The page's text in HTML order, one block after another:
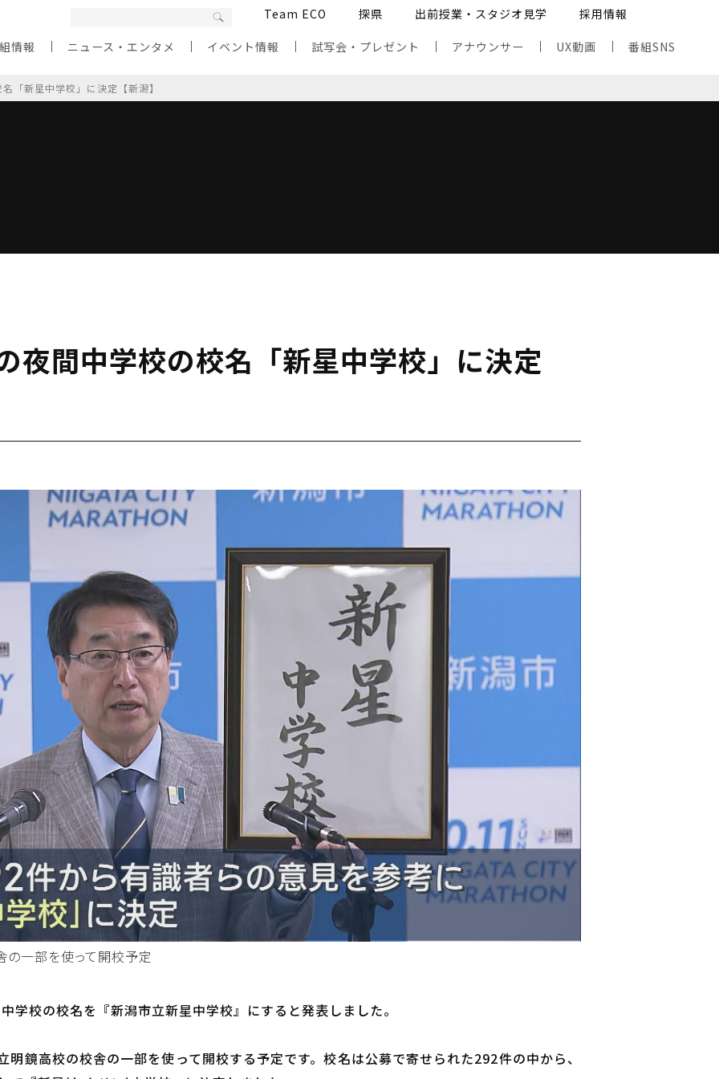
Team ECO 探県 出前授業・スタジオ見学 採用情報
情報 ニュース・エンタメ イベント情報 試写会・プレゼント アナウンサー UX動画 番組SNS
「新星中学校」に決定【新潟】
夜間中学校の校名「新星中学校」に決定
一部を使って開校予定
学校の校名を『新潟市立新星中学校』にすると発表しました。
鏡高校の校舎の一部を使って開校する予定です。校名は公募で寄せられた292件の中から、